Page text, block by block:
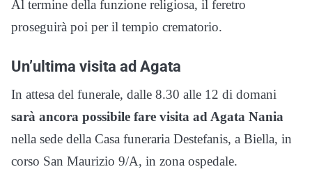
Al termine della funzione religiosa, il feretro
proseguirà poi per il tempio crematorio.
Un’ultima visita ad Agata
In attesa del funerale, dalle 8.30 alle 12 di domani
sarà ancora possibile fare visita ad Agata Nania
nella sede della Casa funeraria Destefanis, a Biella, in
corso San Maurizio 9/A, in zona ospedale.